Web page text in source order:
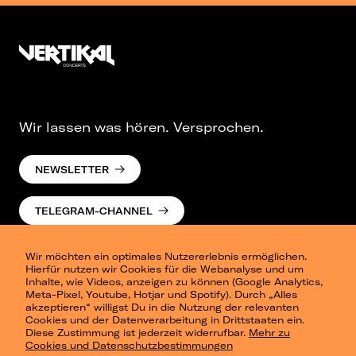
Wir möchten ein optimales Nutzererlebnis ermöglichen.
Hierfür nutzen wir Cookies für die Webanalyse und um
Inhalte, wie Videos, anzeigen zu können (Google Analytics,
Meta-Pixel, Youtube, Hotjar und Spotify). Durch „Alles
akzeptieren“ willigst Du in die Nutzung der relevanten
Cookies und der Datenverarbeitung in Drittstaaten ein.
Diese Zustimmung ist jederzeit widerrufbar. Mehr zu
Cookies und Datenschutzbestimmungen
Wir lassen was hören. Versprochen.
NEWSLETTER
TELEGRAM-CHANNEL
Presse
Berlin